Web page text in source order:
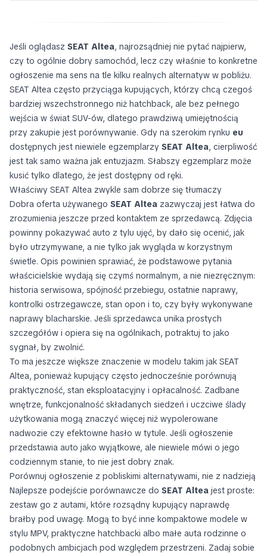
Jeśli oglądasz SEAT Altea, najrozsądniej nie pytać najpierw,
czy to ogólnie dobry samochód, lecz czy właśnie to konkretne
ogłoszenie ma sens na tle kilku realnych alternatyw w pobliżu.
SEAT Altea często przyciąga kupujących, którzy chcą czegoś
bardziej wszechstronnego niż hatchback, ale bez pełnego
wejścia w świat SUV-ów, dlatego prawdziwą umiejętnością
przy zakupie jest porównywanie. Gdy na szerokim rynku eu
dostępnych jest niewiele egzemplarzy SEAT Altea, cierpliwość
jest tak samo ważna jak entuzjazm. Słabszy egzemplarz może
kusić tylko dlatego, że jest dostępny od ręki.
Właściwy SEAT Altea zwykle sam dobrze się tłumaczy
Dobra oferta używanego SEAT Altea zazwyczaj jest łatwa do
zrozumienia jeszcze przed kontaktem ze sprzedawcą. Zdjęcia
powinny pokazywać auto z tylu ujęć, by dało się ocenić, jak
było utrzymywane, a nie tylko jak wygląda w korzystnym
świetle. Opis powinien sprawiać, że podstawowe pytania
właścicielskie wydają się czymś normalnym, a nie niezręcznym:
historia serwisowa, spójność przebiegu, ostatnie naprawy,
kontrolki ostrzegawcze, stan opon i to, czy były wykonywane
naprawy blacharskie. Jeśli sprzedawca unika prostych
szczegółów i opiera się na ogólnikach, potraktuj to jako
sygnał, by zwolnić.
To ma jeszcze większe znaczenie w modelu takim jak SEAT
Altea, ponieważ kupujący często jednocześnie porównują
praktyczność, stan eksploatacyjny i opłacalność. Zadbane
wnętrze, funkcjonalność składanych siedzeń i uczciwe ślady
użytkowania mogą znaczyć więcej niż wypolerowane
nadwozie czy efektowne hasło w tytule. Jeśli ogłoszenie
przedstawia auto jako wyjątkowe, ale niewiele mówi o jego
codziennym stanie, to nie jest dobry znak.
Porównuj ogłoszenie z pobliskimi alternatywami, nie z nadzieją
Najlepsze podejście porównawcze do SEAT Altea jest proste:
zestaw go z autami, które rozsądny kupujący naprawdę
brałby pod uwagę. Mogą to być inne kompaktowe modele w
stylu MPV, praktyczne hatchbacki albo małe auta rodzinne o
podobnych ambicjach pod względem przestrzeni. Zadaj sobie